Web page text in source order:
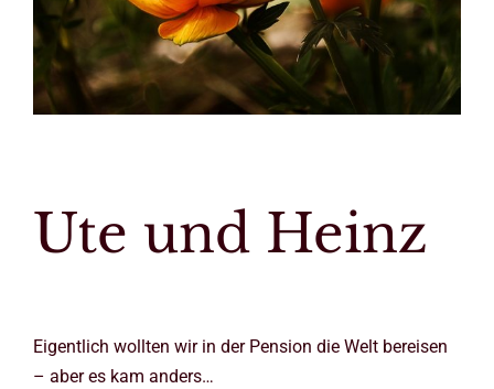
Ute und Heinz
Eigentlich wollten wir in der Pension die Welt bereisen
– aber es kam anders…